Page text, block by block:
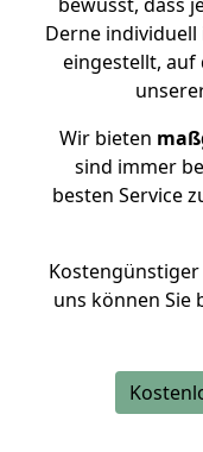
Derne
eingestellt, auf
Wir bieten
sind immer
besten Service
uns können Sie